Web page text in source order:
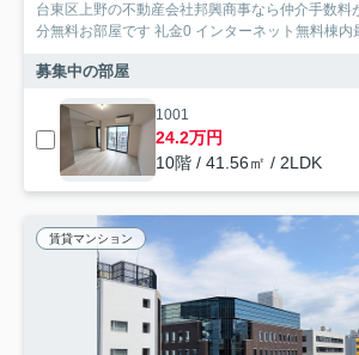
台東区上野の不動産会社邦興商事なら仲介手数料
分無料お部屋です 礼金0 インターネット無料棟内
募集中の部屋
1001
24.2万円
10階 / 41.56㎡ / 2LDK
賃貸マンション